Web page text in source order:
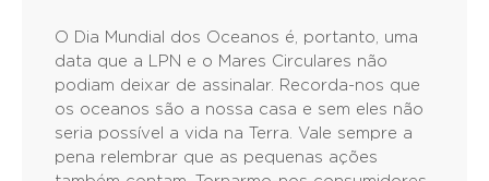
O Dia Mundial dos Oceanos é, portanto, uma
data que a LPN e o Mares Circulares não
podiam deixar de assinalar. Recorda-nos que
os oceanos são a nossa casa e sem eles não
seria possível a vida na Terra. Vale sempre a
pena relembrar que as pequenas ações